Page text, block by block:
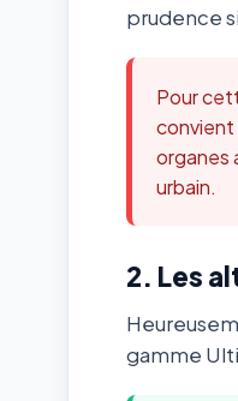
prudence
Pour
convient
organes
urbain.
2. Les
gamme